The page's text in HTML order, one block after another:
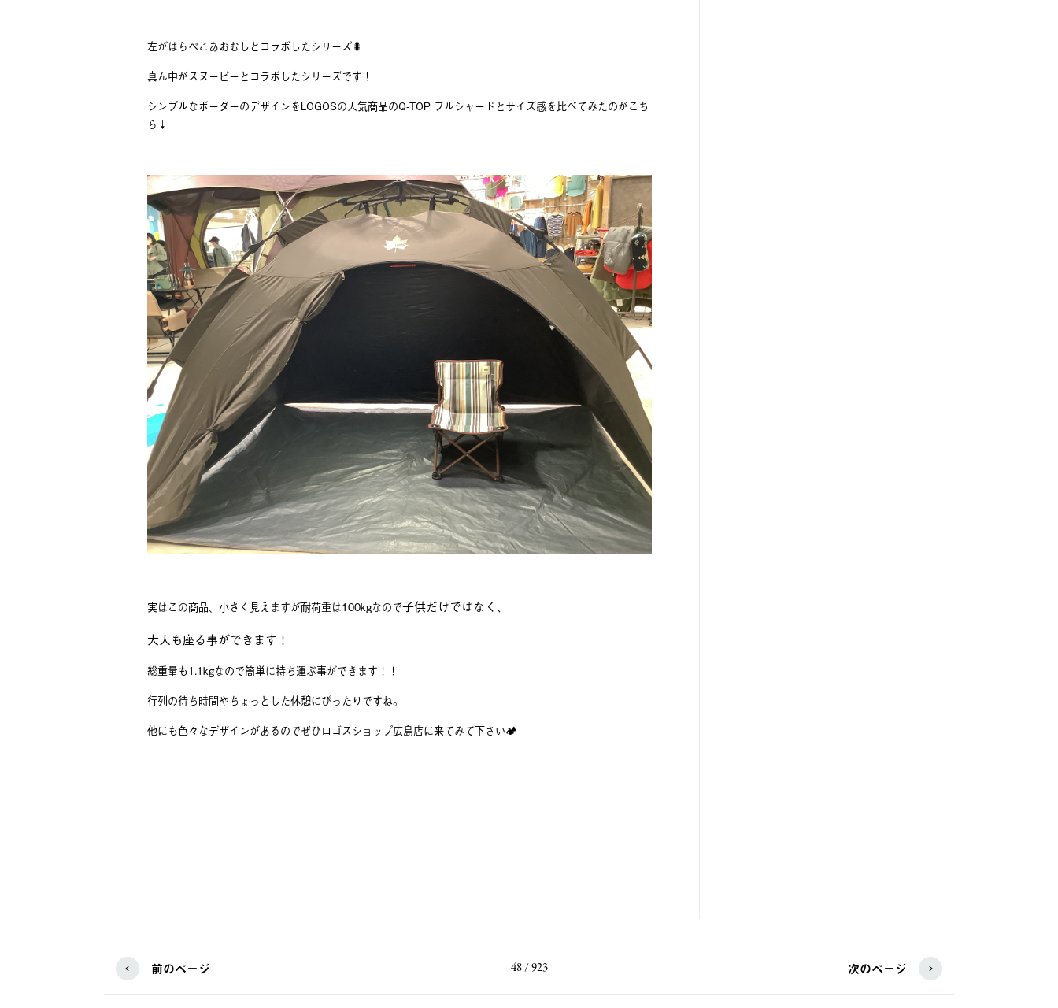
左がはらぺこあおむしとコラボしたシリーズ🐛
真ん中がスヌーピーとコラボしたシリーズです！
シンプルなボーダーのデザインをLOGOSの人気商品のQ-TOP フルシャードとサイズ感を比べてみたのがこち
ら↓
実はこの商品、小さく見えますが耐荷重は100kgなので子供だけではなく、
大人も座る事ができます！
総重量も1.1kgなので簡単に持ち運ぶ事ができます！！
行列の待ち時間やちょっとした休憩にぴったりですね。
他にも色々なデザインがあるのでぜひロゴスショップ広島店に来てみて下さい🏕
前のページ 48 / 923 次のページ